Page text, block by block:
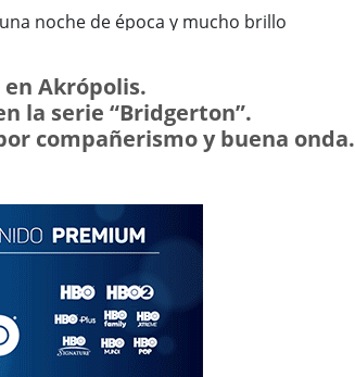
en Akrópolis.
la serie “Bridgerton”.
compañerismo y buena onda.